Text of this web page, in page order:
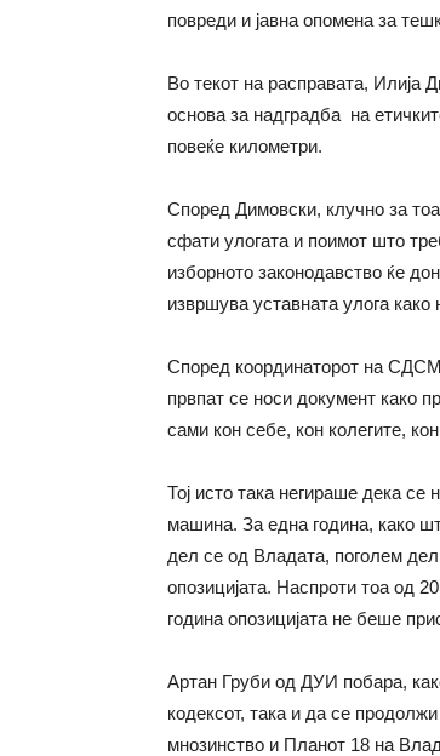
повреди и јавна опомена за
Во текот на расправата,
основа за надградба на
повеќе километри.
Според Димовски, клучно за
сфати улогата и поимот што
изборното законодавство ќе
извршува уставната улога како
Според координаторот на
првпат се носи документ како
сами кон себе, кон колегите,
Тој исто така негираше дека се
машина. За една година, како
дел се од Владата, поголем
опозицијата. Наспроти тоа од
година опозицијата не беше
Артан Груби од ДУИ побара,
кодексот, така и да се
мнозинство и Планот 18 на